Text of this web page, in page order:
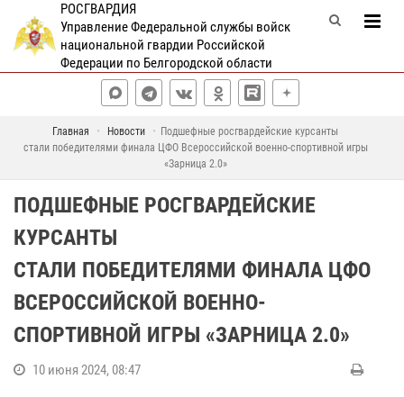
РОСГВАРДИЯ
Управление Федеральной службы войск
национальной гвардии Российской
Федерации по Белгородской области
Главная Новости
Подшефные росгвардейские курсанты
стали победителями финала ЦФО Всероссийской военно-спортивной игры
«Зарница 2.0»
ПОДШЕФНЫЕ РОСГВАРДЕЙСКИЕ
КУРСАНТЫ
СТАЛИ ПОБЕДИТЕЛЯМИ ФИНАЛА ЦФО
ВСЕРОССИЙСКОЙ ВОЕННО-
СПОРТИВНОЙ ИГРЫ «ЗАРНИЦА 2.0»
10 июня 2024, 08:47